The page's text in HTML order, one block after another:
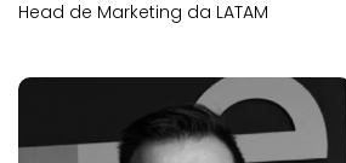
Head de Marketing da LATAM